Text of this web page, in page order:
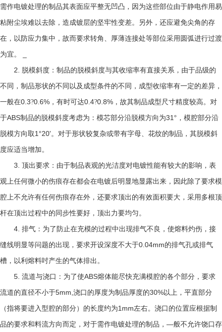
需作电镀处理的制品其表面应平整无凹凸，因为这些部位由于静电作用易
粘附尘埃难以去除，造成镀层的坚牢性变差。另外，还应避免尖角的存
在，以防应力集中，故而要求转角、厚薄连接处等部位采用圆弧进行过渡
为宜。
2. 脱模斜度：制品的脱模斜度与其收缩率有直接关系，由于品级的
不同，制品形状的不同以及成型条件的不同，成型收缩率有一定的差异，
一般在0.3?0.6% ，有时可达0.4?0.8% ，故其制品成型尺寸精度较高。对
于ABS制品的脱模斜度考虑为：模芯部分沿脱模方向为31° ，模腔部分沿
脱模方向取 1°20'。对于形状较复杂或带有字母、花纹的制品，其脱模斜
度应适当增加。
3. 顶出要求：由于制品表观的光洁度对电镀性能有较大的影响，表
观上任何微小的伤痕存在都会在电镀后明显地显露出来，因此除了要求模
腔上不允许有任何伤痕存在外，还要求顶出的有效面积要大，采用多根顶
杆在顶出过程中的同步性要好，顶出力要均匀。
4. 排气：为了防止在充模的过程中出现排气不良，使熔料灼伤，接
缝线明显等问题的出现，要求开设深度不大于0.04mm的排气孔或排气
槽，以利熔料吋产生的气体排出。
5. 流道与浇口：为了使ABS熔体能尽快充满模腔的各个部分，要求
流道的直径不小于5mm, 浇口的厚度为制品厚度的30%以上，平直部分
（指将要进入型腔的部分）的长度约为1mm左右。浇口的位置应根据制
品的要求和料流方向而定，对于需作电镀处理的制品， —般不允许饶口存